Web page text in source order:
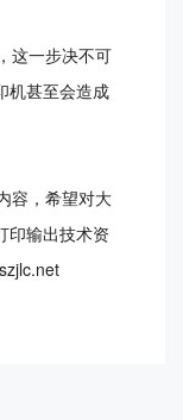
这一步决不可
机甚至会造成
容，希望对大
印输出技术资